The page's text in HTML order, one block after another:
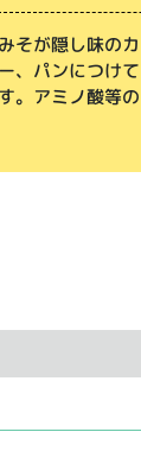
みそが隠し味の
ー、パンにつけ
す。アミノ酸等